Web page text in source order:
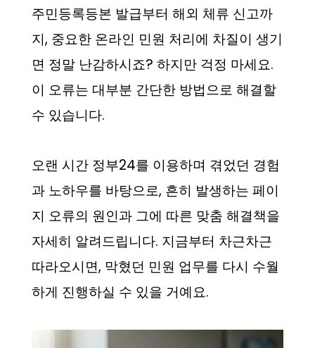
주민등록등본 발급부터 해외 체류 신고까
지, 중요한 온라인 민원 처리에 차질이 생기
면 정말 난감하시죠? 하지만 걱정 마세요.
이 오류는 대부분 간단한 방법으로 해결할
수 있습니다.
오랜 시간 정부24를 이용하며 겪었던 경험
과 노하우를 바탕으로, 흔히 발생하는 페이
지 오류의 원인과 그에 따른 맞춤 해결책을
자세히 알려드립니다. 지금부터 차근차근
따라오시면, 막혔던 민원 업무를 다시 수월
하게 진행하실 수 있을 거예요.